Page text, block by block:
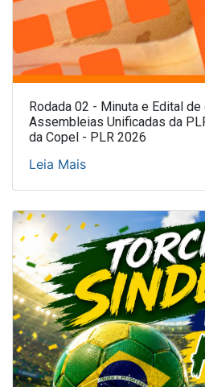
Rodada 02 - Minuta e Edital
Assembleias Unificadas da
da Copel - PLR 2026
Leia Mais